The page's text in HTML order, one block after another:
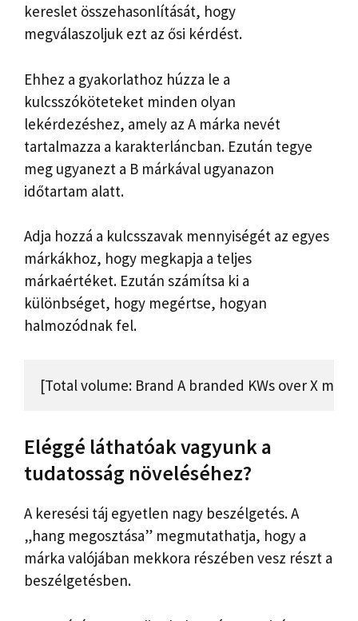
kereslet összehasonlítását, hogy
megválaszoljuk ezt az ősi kérdést.
Ehhez a gyakorlathoz húzza le a
kulcsszóköteteket minden olyan
lekérdezéshez, amely az A márka nevét
tartalmazza a karakterláncban. Ezután tegye
meg ugyanezt a B márkával ugyanazon
időtartam alatt.
Adja hozzá a kulcsszavak mennyiségét az egyes
márkákhoz, hogy megkapja a teljes
márkaértéket. Ezután számítsa ki a
különbséget, hogy megértse, hogyan
halmozódnak fel.
[Total volume: Brand A branded KWs over X
Eléggé láthatóak vagyunk a
tudatosság növeléséhez?
A keresési táj egyetlen nagy beszélgetés. A
„hang megosztása” megmutathatja, hogy a
márka valójában mekkora részében vesz részt a
beszélgetésben.